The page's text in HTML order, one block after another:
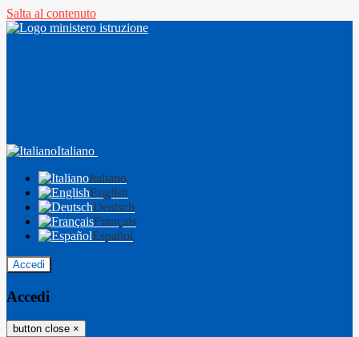
Salta al contenuto
Italiano
Italiano
English
Deutsch
Français
Español
Accedi
Accedi
button close ×